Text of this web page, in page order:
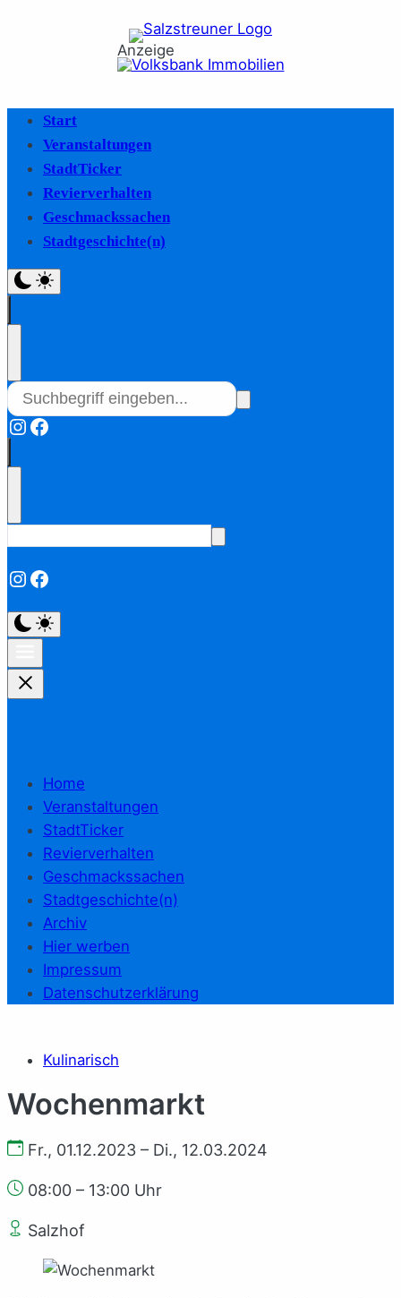
Anzeige
Start
Veranstaltungen
StadtTicker
Revierverhalten
Geschmackssachen
Stadtgeschichte(n)
Instagram
Facebook
Instagram
Facebook
Home
Veranstaltungen
StadtTicker
Revierverhalten
Geschmackssachen
Stadtgeschichte(n)
Archiv
Hier werben
Impressum
Datenschutzerklärung
Kulinarisch
Wochenmarkt
Fr., 01.12.2023 – Di., 12.03.2024
08:00 – 13:00 Uhr
Salzhof